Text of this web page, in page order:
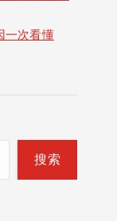
一次看懂
搜索